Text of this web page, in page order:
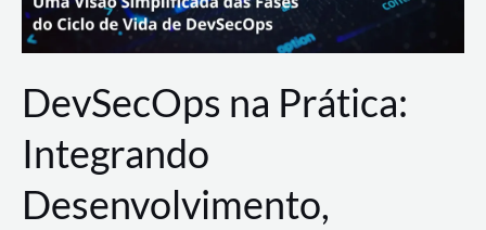
DevSecOps na Prática:
Integrando
Desenvolvimento,